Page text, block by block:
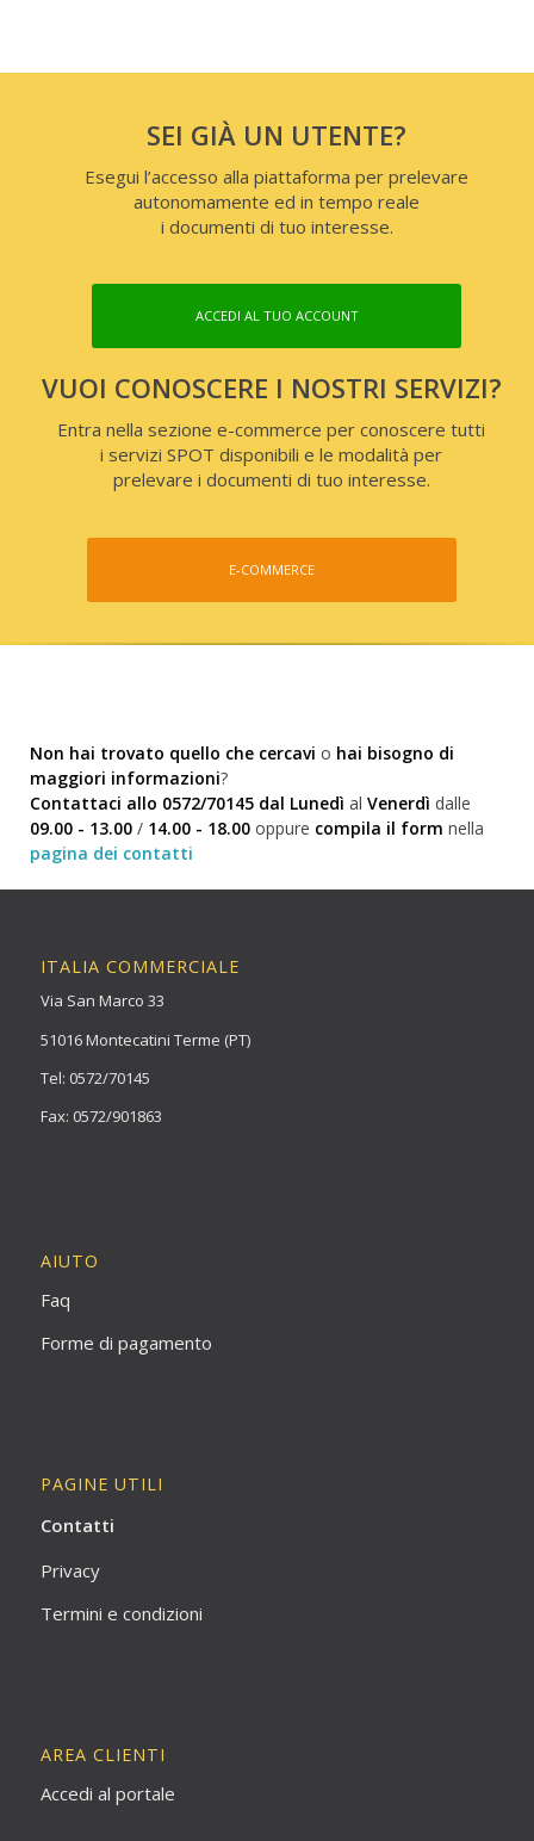
SEI GIÀ UN UTENTE?
Esegui l’accesso alla piattaforma per prelevare
autonomamente ed in tempo reale
i documenti di tuo interesse.
ACCEDI AL TUO ACCOUNT
VUOI CONOSCERE I NOSTRI SERVIZI?
Entra nella sezione e-commerce per conoscere tutti
i servizi SPOT disponibili e le modalità per
prelevare i documenti di tuo interesse.
E-COMMERCE
Non hai trovato quello che cercavi o hai bisogno di
maggiori informazioni?
Contattaci allo 0572/70145 dal Lunedì al Venerdì dalle
09.00 - 13.00 / 14.00 - 18.00 oppure compila il form nella
pagina dei contatti
ITALIA COMMERCIALE
Via San Marco 33
51016 Montecatini Terme (PT)
Tel: 0572/70145
Fax: 0572/901863
AIUTO
Faq
Forme di pagamento
PAGINE UTILI
Contatti
Privacy
Termini e condizioni
AREA CLIENTI
Accedi al portale